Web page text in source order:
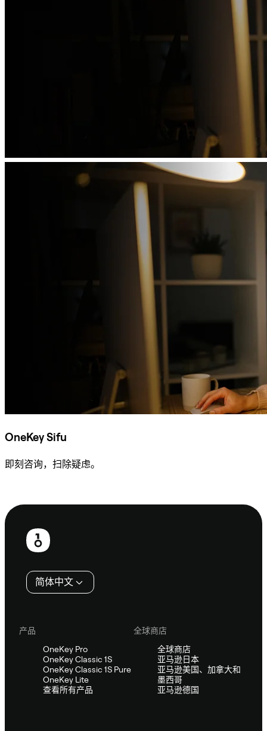
OneKey Sifu
即刻咨询，扫除疑虑。
页
简体中文
产品
OneKey Pro
OneKey Classic 1S
OneKey Classic 1S Pure
OneKey Lite
查看所有产品
全球商店
全球商店
亚马逊日本
亚马逊美国、加拿大和
墨西哥
亚马逊德国